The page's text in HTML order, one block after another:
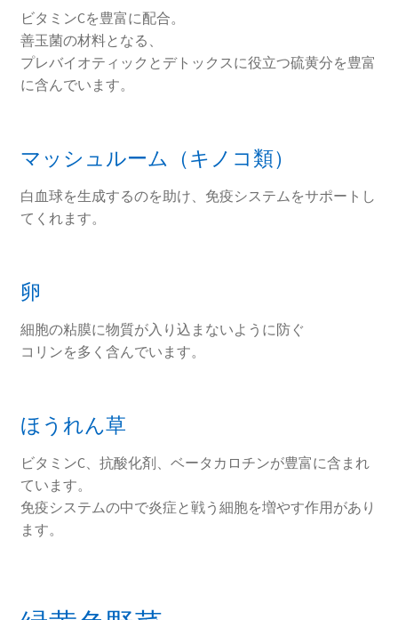
ビタミンCを豊富に配合。
善玉菌の材料となる、
プレバイオティックとデトックスに役立つ硫黄分を豊富
に含んでいます。
マッシュルーム（キノコ類）
白血球を生成するのを助け、免疫システムをサポートし
てくれます。
卵
細胞の粘膜に物質が入り込まないように防ぐ
コリンを多く含んでいます。
ほうれん草
ビタミンC、抗酸化剤、ベータカロチンが豊富に含まれ
ています。
免疫システムの中で炎症と戦う細胞を増やす作用があり
ます。